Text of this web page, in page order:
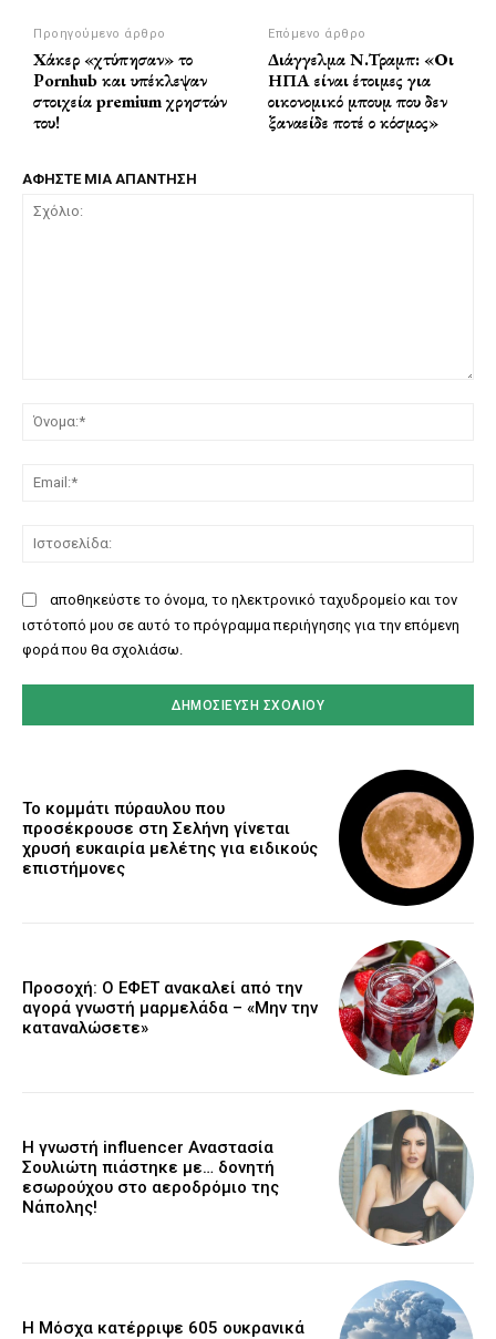
Προηγούμενο άρθρο
Χάκερ «χτύπησαν» το
Pornhub και υπέκλεψαν
στοιχεία premium χρηστών
του!
Επόμενο άρθρο
Διάγγελμα Ν.Τραμπ: «Οι
ΗΠΑ είναι έτοιμες για
οικονομικό μπουμ που δεν
ξαναείδε ποτέ ο κόσμος»
ΑΦΗΣΤΕ ΜΙΑ ΑΠΑΝΤΗΣΗ
αποθηκεύστε το όνομα, το ηλεκτρονικό ταχυδρομείο και τον
ιστότοπό μου σε αυτό το πρόγραμμα περιήγησης για την επόμενη
φορά που θα σχολιάσω.
Το κομμάτι πύραυλου που
προσέκρουσε στη Σελήνη γίνεται
χρυσή ευκαιρία μελέτης για ειδικούς
επιστήμονες
Προσοχή: Ο ΕΦΕΤ ανακαλεί από την
αγορά γνωστή μαρμελάδα – «Μην την
καταναλώσετε»
Η γνωστή influencer Αναστασία
Σουλιώτη πιάστηκε με… δονητή
εσωρούχου στο αεροδρόμιο της
Νάπολης!
Η Μόσχα κατέρριψε 605 ουκρανικά